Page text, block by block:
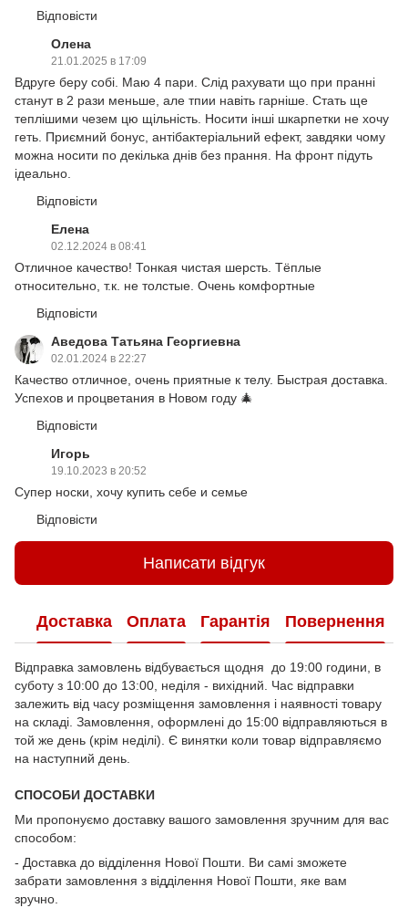
Відповісти
Олена
21.01.2025 в 17:09
Вдруге беру собі. Маю 4 пари. Слід рахувати що при пранні
станут в 2 рази меньше, але тпии навіть гарніше. Стать ще
теплішими чезем цю щільність. Носити інші шкарпетки не хочу
геть. Приємний бонус, антібактеріальний ефект, завдяки чому
можна носити по декілька днів без прання. На фронт підуть
ідеально.
Відповісти
Елена
02.12.2024 в 08:41
Отличное качество! Тонкая чистая шерсть. Тёплые
относительно, т.к. не толстые. Очень комфортные
Відповісти
Аведова Татьяна Георгиевна
02.01.2024 в 22:27
Качество отличное, очень приятные к телу. Быстрая доставка.
Успехов и процветания в Новом году 🎄
Відповісти
Игорь
19.10.2023 в 20:52
Супер носки, хочу купить себе и семье
Відповісти
Написати відгук
Доставка Оплата Гарантія Повернення
Відправка замовлень відбувається щодня до 19:00 години, в
суботу з 10:00 до 13:00, неділя - вихідний. Час відправки
залежить від часу розміщення замовлення і наявності товару
на складі. Замовлення, оформлені до 15:00 відправляються в
той же день (крім неділі). Є винятки коли товар відправляємо
на наступний день.
СПОСОБИ ДОСТАВКИ
Ми пропонуємо доставку вашого замовлення зручним для вас
способом:
- Доставка до відділення Нової Пошти. Ви самі зможете
забрати замовлення з відділення Нової Пошти, яке вам
зручно.